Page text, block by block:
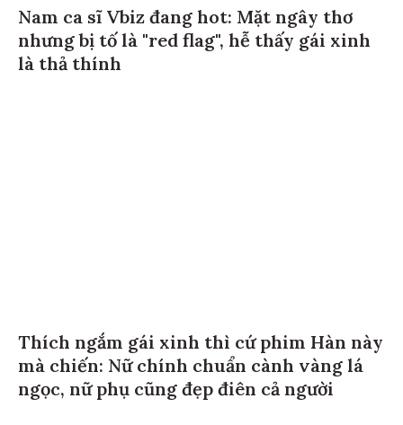
Nam ca sĩ Vbiz đang hot: Mặt ngây thơ
nhưng bị tố là "red flag", hễ thấy gái xinh
là thả thính
Thích ngắm gái xinh thì cứ phim Hàn này
mà chiến: Nữ chính chuẩn cành vàng lá
ngọc, nữ phụ cũng đẹp điên cả người